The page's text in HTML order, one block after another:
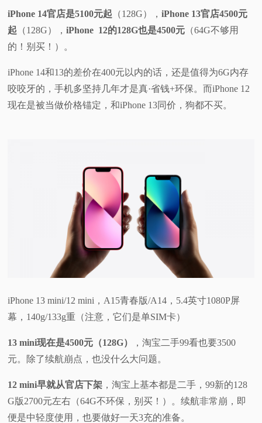
iPhone 14官店是5100元起 （128G），iPhone 13官店4500元
起 （128G），iPhone 12的128G也是4500元 （64G不够用
的！别买！）。
iPhone 14和13的差价在400元以内的话，还是值得为6G内存
咬咬牙的，手机多坚持几年才是真·省钱+环保。而iPhone 12
现在是被当做价格锚定，和iPhone 13同价，狗都不买。
iPhone 13 mini/12 mini，A15青春版/A14，5.4英寸1080P屏
幕，140g/133g重（注意，它们是单SIM卡）
13 mini现在是4500元（128G）
，淘宝二手99看也要3500
元。除了续航崩点，也没什么大问题。
12 mini早就从官店下架 ，淘宝上基本都是二手，99新的128
G版2700元左右（64G不环保，别买！）。续航非常崩，即
便是中轻度使用，也要做好一天3充的准备。